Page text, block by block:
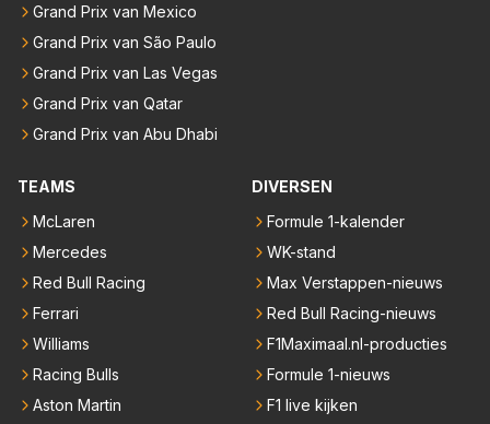
Grand Prix van Mexico
Grand Prix van São Paulo
Grand Prix van Las Vegas
Grand Prix van Qatar
Grand Prix van Abu Dhabi
TEAMS
McLaren
Mercedes
Red Bull Racing
Ferrari
Williams
Racing Bulls
Aston Martin
DIVERSEN
Formule 1-kalender
WK-stand
Max Verstappen-nieuws
Red Bull Racing-nieuws
F1Maximaal.nl-producties
Formule 1-nieuws
F1 live kijken